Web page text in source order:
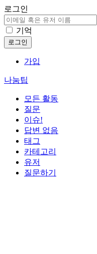
로그인
기억
가입
나눔팁
모든 활동
질문
이슈!
답변 없음
태그
카테고리
유저
질문하기